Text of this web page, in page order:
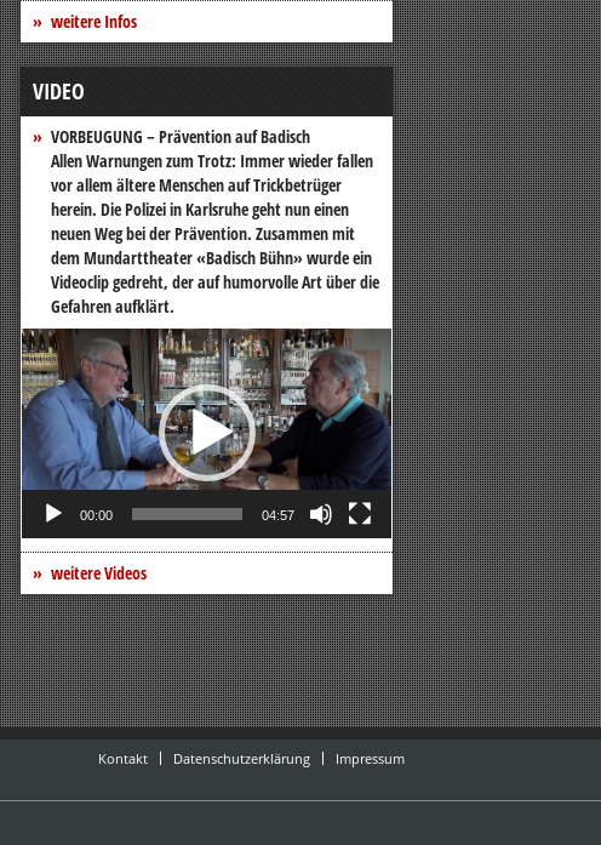
weitere Infos
VIDEO
VORBEUGUNG – Prävention auf Badisch
Allen Warnungen zum Trotz: Immer wieder fallen
vor allem ältere Menschen auf Trickbetrüger
herein. Die Polizei in Karlsruhe geht nun einen
neuen Weg bei der Prävention. Zusammen mit
dem Mundarttheater «Badisch Bühn» wurde ein
Videoclip gedreht, der auf humorvolle Art über die
Gefahren aufklärt.
Video-
Player
00:00 04:57
weitere Videos
Kontakt Datenschutzerklärung Impressum